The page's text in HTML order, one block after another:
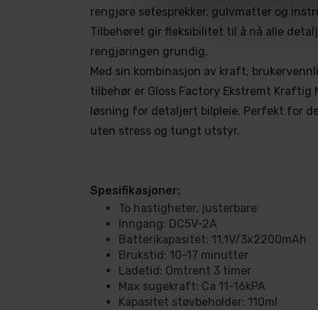
rengjøre setesprekker, gulvmatter og
Tilbehøret gir fleksibilitet til å nå alle
rengjøringen grundig.
Med sin kombinasjon av kraft,
tilbehør er Gloss Factory Ekstremt Kraftig
løsning for detaljert bilpleie. Perfekt for
uten stress og tungt utstyr.
Spesifikasjoner:
To hastigheter, justerbare
Inngang: DC5V-2A
Batterikapasitet: 11,1V/3x2200mAh
Brukstid: 10-17 minutter
Ladetid: Omtrent 3 timer
Max sugekraft: Ca 11-16kPA
Kapasitet støvbeholder: 110ml